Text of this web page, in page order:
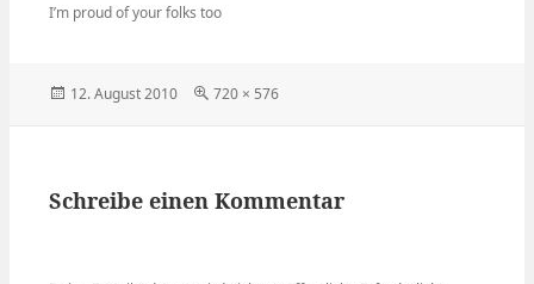
I’m proud of your folks too
Veröffentlicht
12. August 2010
Volle
720 × 576
Schreibe einen Kommentar